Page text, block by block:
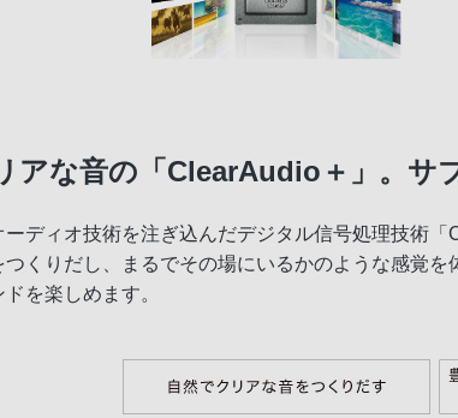
アな音の「ClearAudio＋」。サ
ーディオ技術を注ぎ込んだデジタル信号処理技術
つくりだし、まるでその場にいるかのような感覚
を楽しめます。